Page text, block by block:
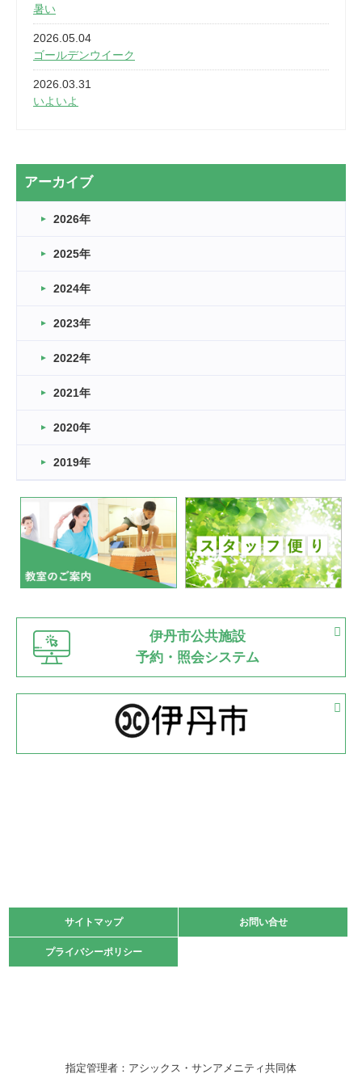
暑い
2026.05.04
ゴールデンウイーク
2026.03.31
いよいよ
2026.03.20
なぎなた
2026.03.16
車いすバスケとRくんのお話
卒業・卒園の季節★
2026.03.11
緑ケ丘体育館
2022.11.03
緑ケ丘体育館
いたっぼーる大会☆彡
緑ケ丘体育館
2022.07.03
市内総合体育大会が開始
緑ケ丘体育館 猪名川運動広場
古池運動広場
2022.06.12
県知事杯争奪バレーボール大会が開催
緑ケ丘体育館
2022.05.05
体育協会長杯 バドミントン競技の部
2022.05.22
緑ケ丘体育館
2021.10.23
卓球選手権大会ラージボールの部開催☆
アーカイブ
2026年
2025年
2024年
2023年
2022年
2021年
2020年
2019年
伊丹市公共施設
予約・照会システム
サイトマップ お問い合せ
プライバシーポリシー
サイトマップ お問い合せ
プライバシーポリシー
指定管理者：アシックス・サンアメニティ共同体